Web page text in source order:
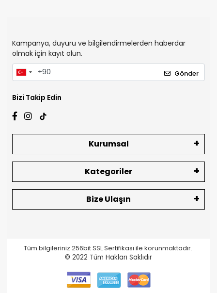
Kampanya, duyuru ve bilgilendirmelerden haberdar
olmak için kayıt olun.
Gönder
Bizi Takip Edin
Kurumsal
Kategoriler
Bize Ulaşın
Tüm bilgileriniz 256bit SSL Sertifikası ile korunmaktadır.
© 2022 Tüm Hakları Saklıdır